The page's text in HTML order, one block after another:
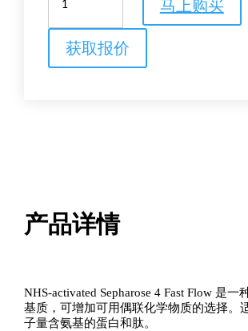
Activated
4
Fast
Flow
马上购买
获取报价
产品详情
NHS-activated Sepharose 4 Fast Flow 是一
基质，可增加可用偶联化学物质的选择。
子量含氨基的蛋白和肽。